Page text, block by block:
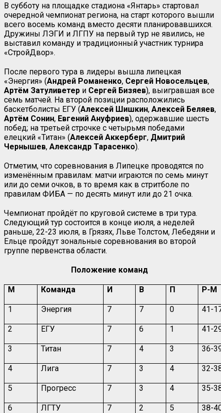
В субботу на площадке стадиона «Янтарь» стартовал
очередной чемпионат региона, на старт которого вышли
всего восемь команд вместо десяти планировавшихся.
Дружины ЛЭГИ и ЛГПУ на первый тур не явились, не
выставил команду и традиционный участник турнира
«СтройДвор».
После первого тура в лидеры вышла липецкая
«Энергия» (Андрей Романенко, Сергей Новосельцев,
Артём Затуливетер и Сергей Бизяев), выигравшая все
семь матчей. На второй позиции расположились
баскетболисты ЕГУ (Алексей Шишкин, Алексей Беляев,
Артём Сонин, Евгений Ануфриев), одержавшие шесть
побед; на третьей строчке с четырьмя победами
елецкий «Титан» (Алексей Аккерберг, Дмитрий
Чернышев, Александр Тарасенко).
Отметим, что соревнования в Липецке проводятся по
изменённым правилам: матчи играются по семь минут
или до семи очков, в то время как в стритболе по
правилам ФИБА — по десять минут или до 21 очка.
Чемпионат пройдёт по круговой системе в три тура.
Следующий тур состоится в конце июля, а неделей
раньше, 22-23 июля, в Грязях, Льве Толстом, Лебедяни и
Ельце пройдут зональные соревнования во второй
группе первенства области.
Положение команд
М Команда И В П Р-М
1 Энергия 7 7 0 41-
2 ЕГУ 7 6 1 41-
3 Титан 7 4 3 36-
4 Лига 7 3 4 32-
5 Прогресс 7 3 4 35-
6 ЛГТУ 7 2 5 38-